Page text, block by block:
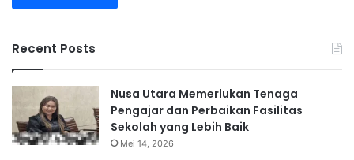
Recent Posts
Nusa Utara Memerlukan Tenaga
Pengajar dan Perbaikan Fasilitas
Sekolah yang Lebih Baik
Mei 14, 2026